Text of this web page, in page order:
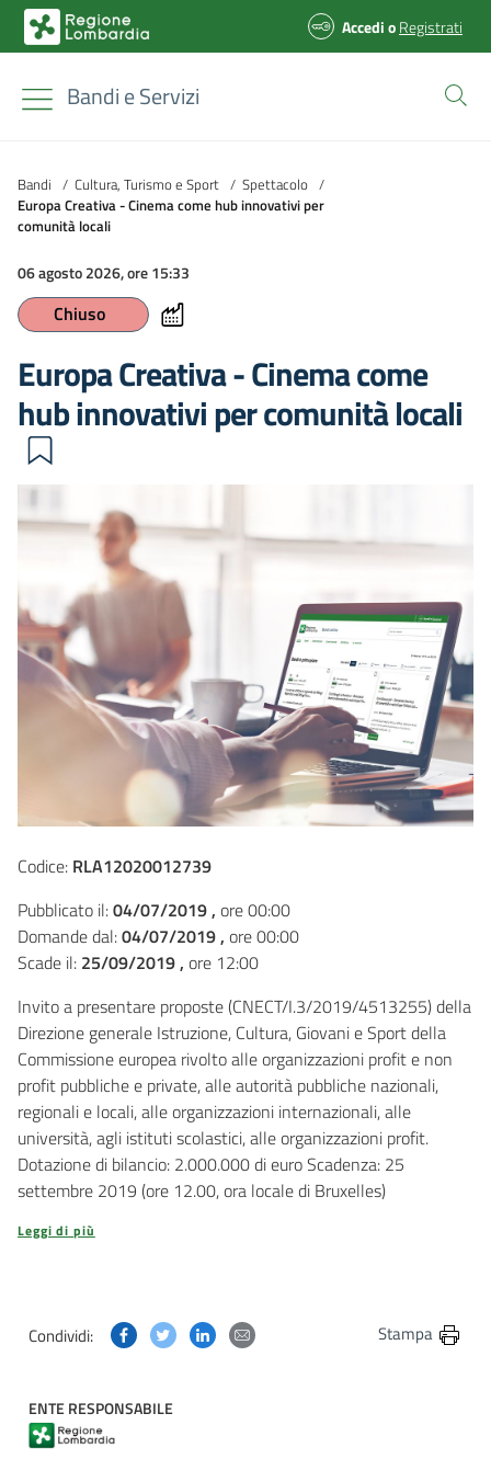
AccedioRegistrati
Bandi e Servizi
Bandi / Cultura, Turismo e Sport / Spettacolo /
Europa Creativa - Cinema come hub innovativi per
comunità locali
06 agosto 2026, ore 15:33
Chiuso
Europa Creativa - Cinema come
hub innovativi per comunità locali
Codice: RLA12020012739
Pubblicato il:04/07/2019 , ore 00:00
Domande dal:04/07/2019 , ore 00:00
Scade il: 25/09/2019 , ore 12:00
Invito a presentare proposte (CNECT/I.3/2019/4513255) della
Direzione generale Istruzione, Cultura, Giovani e Sport della
Commissione europea rivolto alle organizzazioni profit e non
profit pubbliche e private, alle autorità pubbliche nazionali,
regionali e locali, alle organizzazioni internazionali, alle
università, agli istituti scolastici, alle organizzazioni profit.
Dotazione di bilancio: 2.000.000 di euro Scadenza: 25
settembre 2019 (ore 12.00, ora locale di Bruxelles)
Leggi di più
Condividi: Condividi questa pagina su Facebook
Condividi questa pagina su Twitter
Condividi questa pagina su Linkedin
Condividi questa pagina via
Stampa
ENTE RESPONSABILE